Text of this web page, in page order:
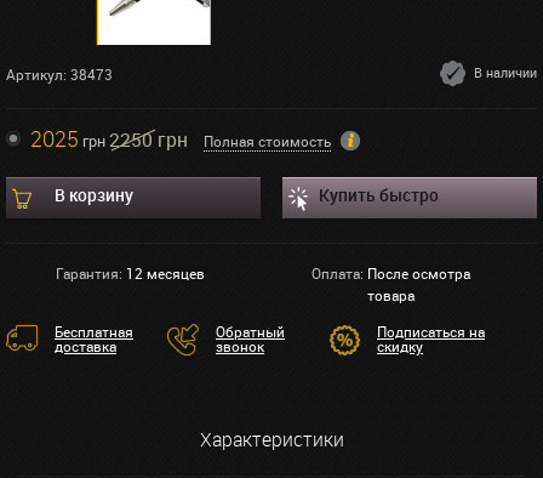
Артикул: 38473 В наличии
2025 грн2250 грн Полная стоимость
В корзину Купить быстро
Гарантия: 12 месяцев Оплата: После осмотра
товара
Бесплатная
доставка
Обратный
звонок
Подписаться на
скидку
Характеристики